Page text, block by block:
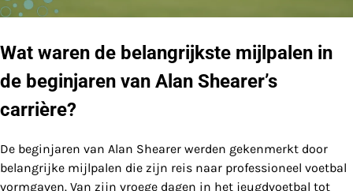
Wat waren de belangrijkste mijlpalen in
de beginjaren van Alan Shearer’s
carrière?
De beginjaren van Alan Shearer werden gekenmerkt door
belangrijke mijlpalen die zijn reis naar professioneel voetbal
vormgaven. Van zijn vroege dagen in het jeugdvoetbal tot